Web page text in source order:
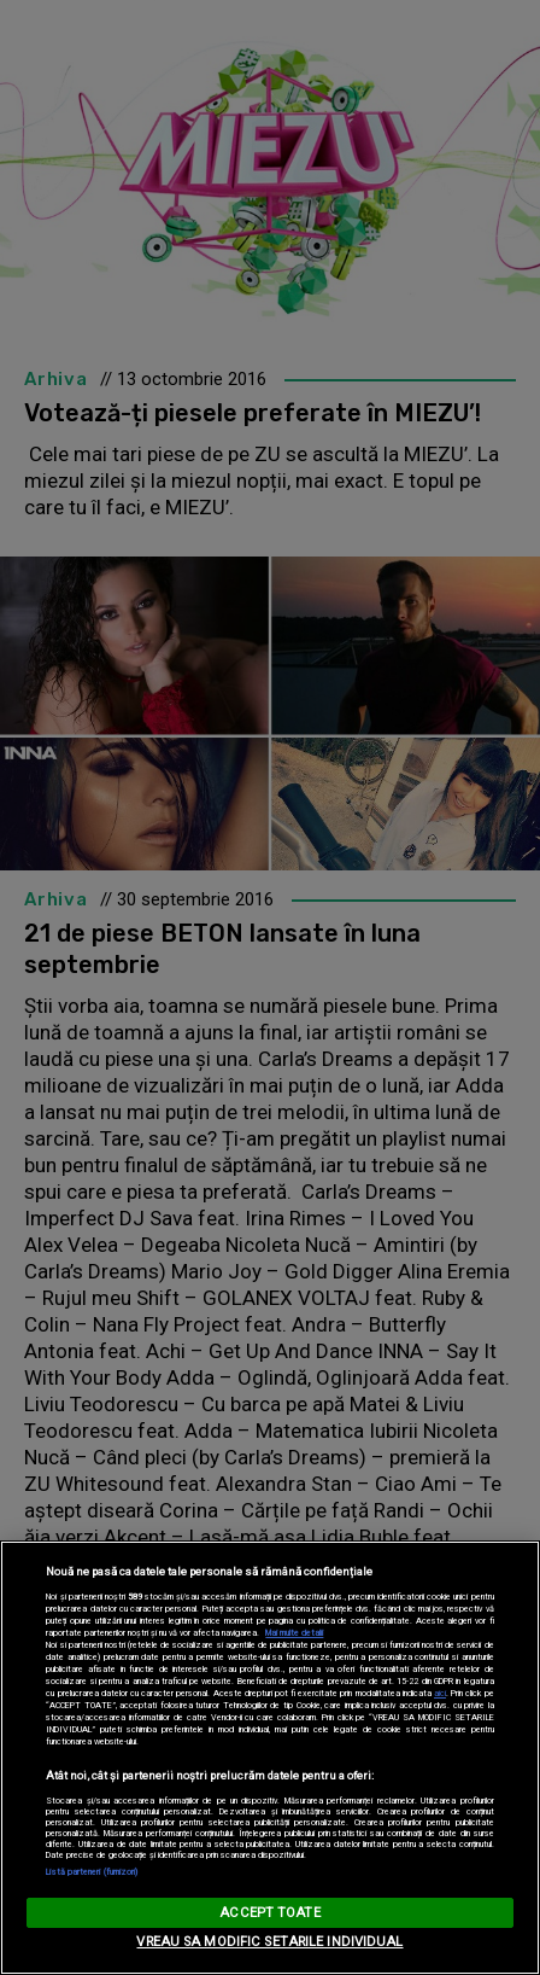
Arhiva // 13 octombrie 2016
Votează-ți piesele preferate în MIEZU’!
Cele mai tari piese de pe ZU se ascultă la MIEZU’. La
miezul zilei și la miezul nopții, mai exact. E topul pe
care tu îl faci, e MIEZU’.
Arhiva // 30 septembrie 2016
21 de piese BETON lansate în luna
septembrie
Știi vorba aia, toamna se numără piesele bune. Prima
lună de toamnă a ajuns la final, iar artiștii români se
laudă cu piese una și una. Carla’s Dreams a depășit 17
milioane de vizualizări în mai puțin de o lună, iar Adda
a lansat nu mai puțin de trei melodii, în ultima lună de
sarcină. Tare, sau ce? Ți-am pregătit un playlist numai
bun pentru finalul de săptămână, iar tu trebuie să ne
spui care e piesa ta preferată. Carla’s Dreams –
Imperfect DJ Sava feat. Irina Rimes – I Loved You
Alex Velea – Degeaba Nicoleta Nucă – Amintiri (by
Carla’s Dreams) Mario Joy – Gold Digger Alina Eremia
– Rujul meu Shift – GOLANEX VOLTAJ feat. Ruby &
Colin – Nana Fly Project feat. Andra – Butterfly
Antonia feat. Achi – Get Up And Dance INNA – Say It
With Your Body Adda – Oglindă, Oglinjoară Adda feat.
Liviu Teodorescu – Cu barca pe apă Matei & Liviu
Teodorescu feat. Adda – Matematica Iubirii Nicoleta
Nucă – Când pleci (by Carla’s Dreams) – premieră la
ZU Whitesound feat. Alexandra Stan – Ciao Ami – Te
aştept diseară Corina – Cărțile pe față Randi – Ochii
ăia verzi Akcent – Lasă-mă așa Lidia Buble feat.
Matteo – Mi-e bine
// 23 august 2016
Nouă ne pasă ca datele tale personale să rămână confidențiale
Noi și partenerii noștri589stocăm și/sau accesăm informații pe dispozitivul dvs., precum identificatorii cookie unici pentru
prelucrarea datelor cu caracter personal. Puteți accepta sau gestiona preferințele dvs. făcând clic mai jos, respectiv vă
puteți opune utilizării unui interes legitim în orice moment pe pagina cu politica de confidențialitate. Aceste alegeri vor fi
raportate partenerilor noștri și nu vă vor afecta navigarea.
Mai multe detalii
Noi si partenerii nostri (retelele de socializare si agentiile de publicitate partenere, precum si furnizorii nostri de servicii de
date analitice) prelucram date pentru a permite website-ului sa functioneze, pentru a personaliza continutul si anunturile
publicitare afisate in functie de interesele si/sau profilul dvs., pentru a va oferi functionalitati aferente retelelor de
socializare si pentru a analiza traficul pe website. Beneficiati de drepturile prevazute de art. 15-22 din GDPR in legatura
cu prelucrarea datelor cu caracter personal. Aceste drepturi pot fi exercitate prin modalitatea indicataaici. Prin click pe
“ACCEPT TOATE”, acceptati folosirea tuturor Tehnologiilor de tip Cookie, care implica inclusiv acceptul dvs. cu privire la
stocarea/accesarea informatiilor de catre Vendor-ii cu care colaboram. Prin click pe “VREAU SA MODIFIC SETARILE
INDIVIDUAL” puteti schimba preferintele in mod individual, mai putin cele legate de cookie strict necesare pentru
functionarea website-ului.
Atât noi, cât și partenerii noștri prelucrăm datele pentru a oferi:
Stocarea și/sau accesarea informațiilor de pe un dispozitiv. Măsurarea performanței reclamelor. Utilizarea profilurilor
pentru selectarea conținutului personalizat. Dezvoltarea și îmbunătățirea serviciilor. Crearea profilurilor de conținut
personalizat. Utilizarea profilurilor pentru selectarea publicității personalizate. Crearea profilurilor pentru publicitate
personalizată. Măsurarea performanței conținutului. Înțelegerea publicului prin statistici sau combinații de date din surse
diferite. Utilizarea de date limitate pentru a selecta publicitatea. Utilizarea datelor limitate pentru a selecta conținutul.
Date precise de geolocație și identificarea prin scanarea dispozitivului.
Listă parteneri (furnizori)
ACCEPT TOATE
VREAU SA MODIFIC SETARILE INDIVIDUAL